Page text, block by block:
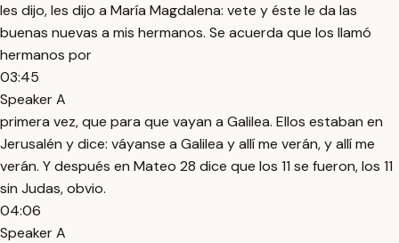
les dijo, les dijo a María Magdalena: vete y éste le da las
buenas nuevas a mis hermanos. Se acuerda que los llamó
hermanos por
03:45
Speaker A
primera vez, que para que vayan a Galilea. Ellos estaban en
Jerusalén y dice: váyanse a Galilea y allí me verán, y allí me
verán. Y después en Mateo 28 dice que los 11 se fueron, los 11
sin Judas, obvio.
04:06
Speaker A